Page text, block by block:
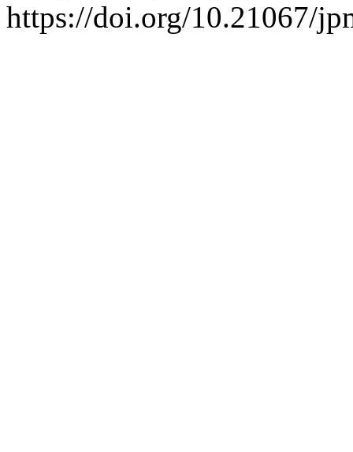
https://doi.org/10.21067/